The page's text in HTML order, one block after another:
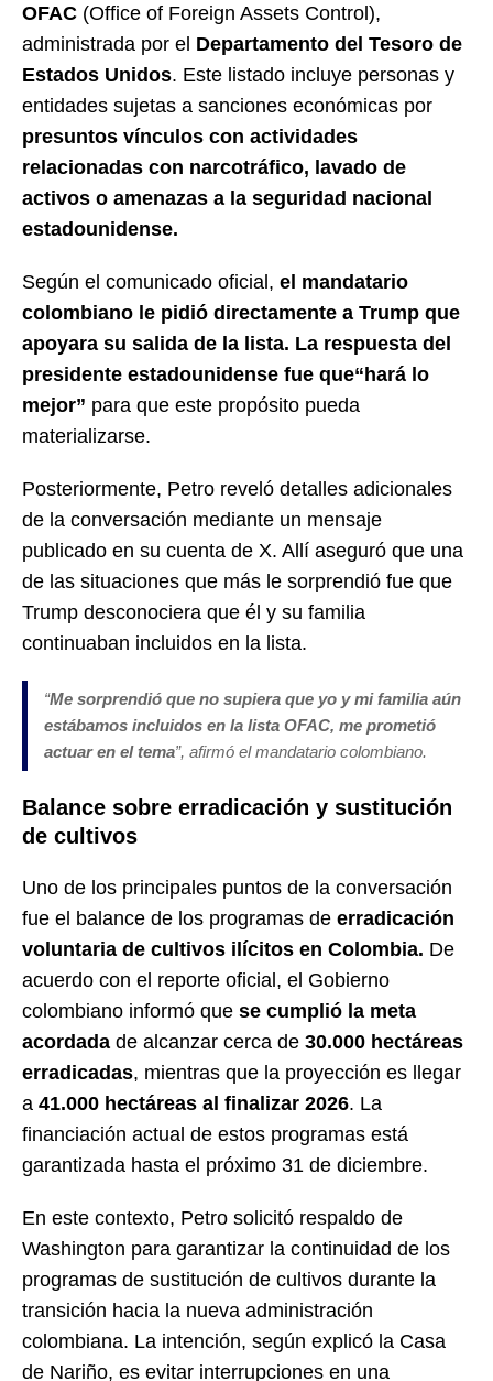
OFAC (Office of Foreign Assets Control),
administrada por el Departamento del Tesoro de
Estados Unidos. Este listado incluye personas y
entidades sujetas a sanciones económicas por
presuntos vínculos con actividades
relacionadas con narcotráfico, lavado de
activos o amenazas a la seguridad nacional
estadounidense.
Según el comunicado oficial, el mandatario
colombiano le pidió directamente a Trump que
apoyara su salida de la lista. La respuesta del
presidente estadounidense fue que“hará lo
mejor” para que este propósito pueda
materializarse.
Posteriormente, Petro reveló detalles adicionales
de la conversación mediante un mensaje
publicado en su cuenta de X. Allí aseguró que una
de las situaciones que más le sorprendió fue que
Trump desconociera que él y su familia
continuaban incluidos en la lista.
“Me sorprendió que no supiera que yo y mi familia aún
estábamos incluidos en la lista OFAC, me prometió
actuar en el tema”, afirmó el mandatario colombiano.
Balance sobre erradicación y sustitución
de cultivos
Uno de los principales puntos de la conversación
fue el balance de los programas de erradicación
voluntaria de cultivos ilícitos en Colombia. De
acuerdo con el reporte oficial, el Gobierno
colombiano informó que se cumplió la meta
acordada de alcanzar cerca de 30.000 hectáreas
erradicadas, mientras que la proyección es llegar
a 41.000 hectáreas al finalizar 2026. La
financiación actual de estos programas está
garantizada hasta el próximo 31 de diciembre.
En este contexto, Petro solicitó respaldo de
Washington para garantizar la continuidad de los
programas de sustitución de cultivos durante la
transición hacia la nueva administración
colombiana. La intención, según explicó la Casa
de Nariño, es evitar interrupciones en una